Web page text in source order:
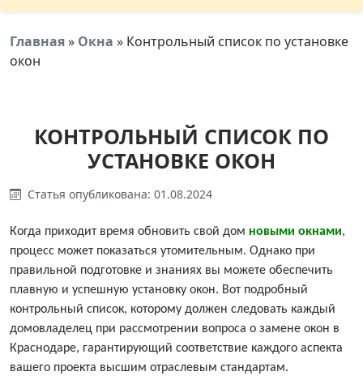
Главная» Окна » Контрольный список по установке
окон
КОНТРОЛЬНЫЙ СПИСОК ПО
УСТАНОВКЕ ОКОН
Статья опубликована: 01.08.2024
Когда приходит время обновить свой дом новыми окнами,
процесс может показаться утомительным. Однако при
правильной подготовке и знаниях вы можете обеспечить
плавную и успешную установку окон. Вот подробный
контрольный список, которому должен следовать каждый
домовладелец при рассмотрении вопроса о замене окон в
Краснодаре, гарантирующий соответствие каждого аспекта
вашего проекта высшим отраслевым стандартам.